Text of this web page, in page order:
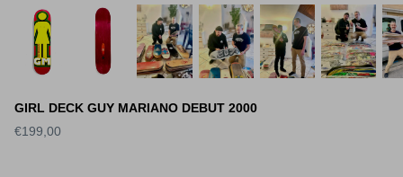
GIRL DECK GUY MARIANO DEBUT 2000
€199,00